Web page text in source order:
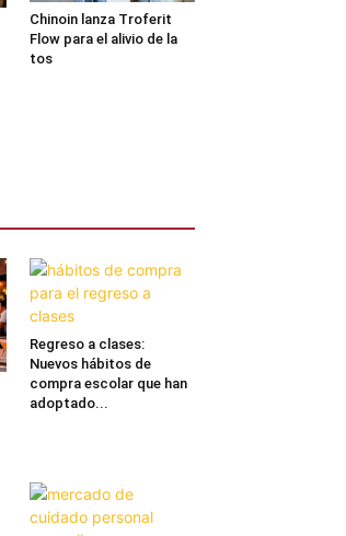
Chinoin lanza Troferit
Flow para el alivio de la
tos
Regreso a clases:
Nuevos hábitos de
compra escolar que han
adoptado...